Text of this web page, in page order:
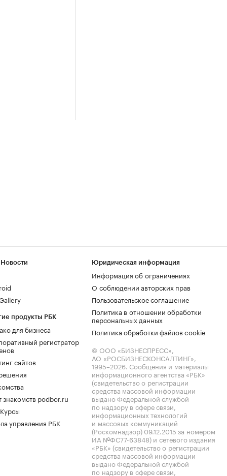
продукты РБК
для бизнеса
регистратор
сайтов
знакомств podbor.ru
управления РБК
Юридическая информация
Информация об ограничениях
О соблюдении авторских прав
Пользовательское соглашение
Политика в отношении обработки
персональных данных
Политика обработки файлов cookie
© ООО «БИЗНЕСПРЕСС»,
АО «РОСБИЗНЕСКОНСАЛТИНГ»,
1995–2026. Сообщения и материалы
информационного агентства «РБК»
(свидетельство о регистрации
средства массовой информации
выдано Федеральной службой
по надзору в сфере связи,
информационных технологий
и массовых коммуникаций
(Роскомнадзор) 09.12.2015 за номером
ИА №ФС77-63848) и сетевого издания
«РБК» (свидетельство о регистрации
средства массовой информации
выдано Федеральной службой
по надзору в сфере связи,